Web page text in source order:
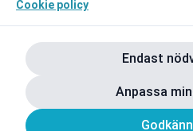
Cookie policy
Endast
Anpassa